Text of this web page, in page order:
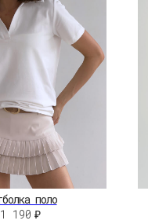
поло
1 190 ₽
НЕЛЬЗЯГРАМ
ВКОНТАКТЕ
сайта:
Юридические документы